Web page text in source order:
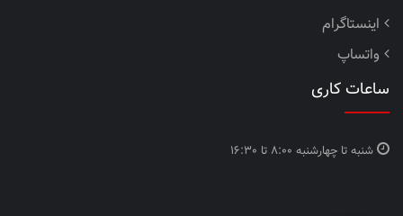
اینستاگرام
واتساپ
ساعات کاری
شنبه تا چهارشنبه 8:00 تا 16:30